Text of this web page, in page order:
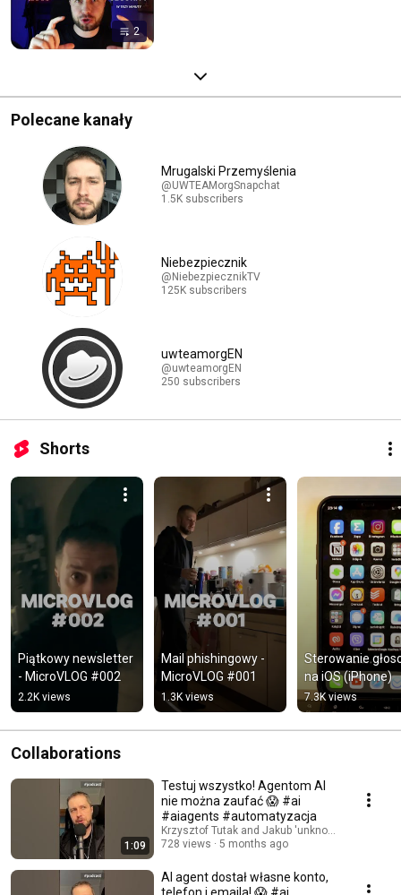
2
Polecane kanały
Mrugalski Przemyślenia
@UWTEAMorgSnapchat
1.5K subscribers
Niebezpiecznik
@NiebezpiecznikTV
125K subscribers
uwteamorgEN
@uwteamorgEN
250 subscribers
Shorts
Piątkowy newsletter
- MicroVLOG #002
2.2K views
Mail phishingowy -
MicroVLOG #001
1.3K views
Sterowanie
na iOS (iPhone)
7.3K views
Collaborations
1:09
Testuj wszystko! Agentom AI
nie można zaufać 😱 #ai
#aiagents #automatyzacja
Krzysztof Tutak and Jakub 'unknow' Mrugalski
728 views
5 months ago
AI agent dostał własne konto,